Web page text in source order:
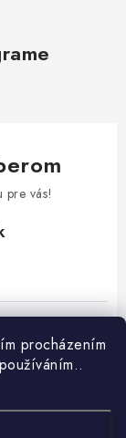
procházením
pre vás!